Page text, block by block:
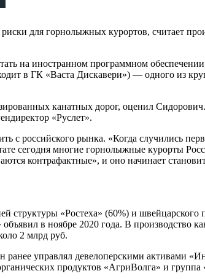
для горнолыжных курортов, считает
на иностранном программном обеспечении
в ГК «Васта Дискавери») — одного из
канатных дорог, оценил
«Руслет».
с российского рынка. «Когда случились
сегодня многие горнолыжные курорты
контрафактные», и оно начинает
структуры «Ростеха» (60%) и
в ноябре 2020 года. В производство
2 млрд руб.
управлял девелоперскими активами
продуктов «АгриВолга» и группа